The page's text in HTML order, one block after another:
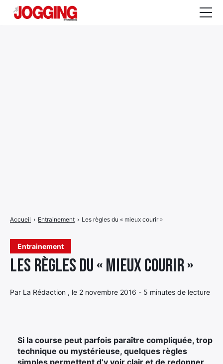
Entrainement
Les règles du « mieux courir »
Par La Rédaction , le 2 novembre 2016 - 5 minutes de lecture
Accueil › Entrainement › Les règles du « mieux courir »
Si la course peut parfois paraître compliquée, trop
technique ou mystérieuse, quelques règles
simples permettent d’y voir clair et de redonner
menude
menu
de
menu